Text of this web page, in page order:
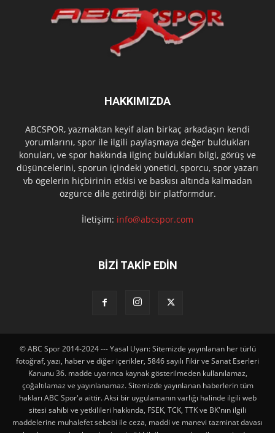
HAKKIMIZDA
ABCSPOR, yazmaktan keyif alan birkaç arkadaşın kendi
yorumlarını, spor ile ilgili paylaşmaya değer buldukları
konuları, ve spor hakkında ilginç buldukları bilgi, görüş ve
düşüncelerini, sporun içindeki yönetici, sporcu, spor yazarı
vb ögelerin hiçbirinin etkisi ve baskısı altında kalmadan
özgürce dile getirdiği bir platformdur.
İletişim: info@abcspor.com
BİZİ TAKİP EDİN
© ABC Spor 2014-2024 --- Yasal Uyarı: Sitemizde yayınlanan her türlü
fotoğraf, yazı, haber ve diğer içerikler, 5846 sayılı Fikir ve Sanat Eserleri
Kanunu 36. madde uyarınca kaynak gösterilmeden kullanılamaz,
çoğaltılamaz ve yayınlanamaz. Sitemizde yayınlanan haberlerin tüm
hakları ABC Spor'a aittir. Aksi bir uygulamanın varlığı halinde ilgili web
sitesi sahibi ve yetkilileri hakkında, FSEK, TCK, TTK ve BK'nın ilgili
maddelerine muhalefet sebebi ile ceza, maddi ve manevi tazminat davası